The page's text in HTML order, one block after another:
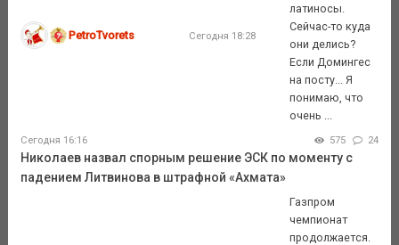
PetroTvorets Сегодня 18:28
латиносы.
Сейчас-то куда
они делись?
Если Домингес
на посту... Я
понимаю, что
очень ...
Сегодня 16:16 575 24
Николаев назвал спорным решение ЭСК по моменту с
падением Литвинова в штрафной «Ахмата»
Газпром
чемпионат
продолжается.